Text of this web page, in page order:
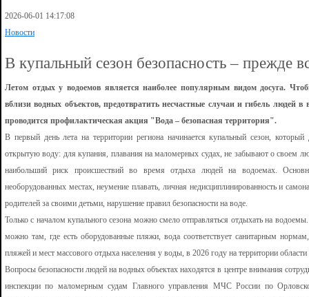
2026-06-01 14:17:08
Новости
В купальный сезон безопасность – прежде
Летом отдых у водоемов является наиболее популярным видом досуга.
вблизи водных объектов, предотвратить несчастные случаи и гибель людей
проводится профилактическая акция "Вода – безопасная территория".
В первый день лета на территории региона начинается купальный сезон,
открытую воду: для купания, плавания на маломерных судах, не забывают о своем
наибольший риск происшествий во время отдыха людей на водоемах.
необорудованных местах, неумение плавать, личная недисциплинированность и
родителей за своими детьми, нарушение правил безопасности на воде.
Только с началом купального сезона можно смело отправляться отдыхать на
можно там, где есть оборудованные пляжи, вода соответствует санитарным
пляжей и мест массового отдыха населения у воды, в 2026 году на территории
Вопросы безопасности людей на водных объектах находятся в центре внимания
инспекции по маломерным судам Главного управления МЧС России по